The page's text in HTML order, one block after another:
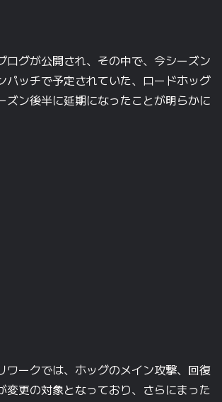
ログが公開され、その中で、今シーズン
パッチで予定されていた、ロードホッグ
ズン後半に延期になったことが明らかに
ワークでは、ホッグのメイン攻撃、回復
変更の対象となっており、さらにまった